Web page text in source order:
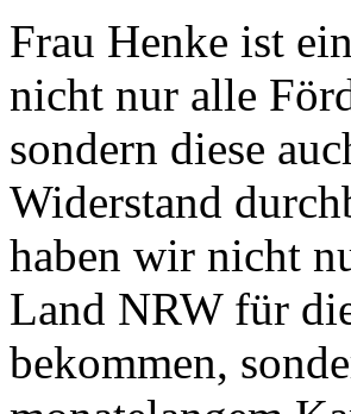
Frau Henke ist
nicht nur alle
sondern diese
Widerstand
haben wir nicht
Land NRW für
bekommen,